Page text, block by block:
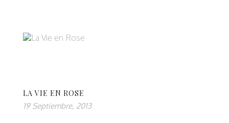
LA VIE EN ROSE
19 Septiembre, 2013